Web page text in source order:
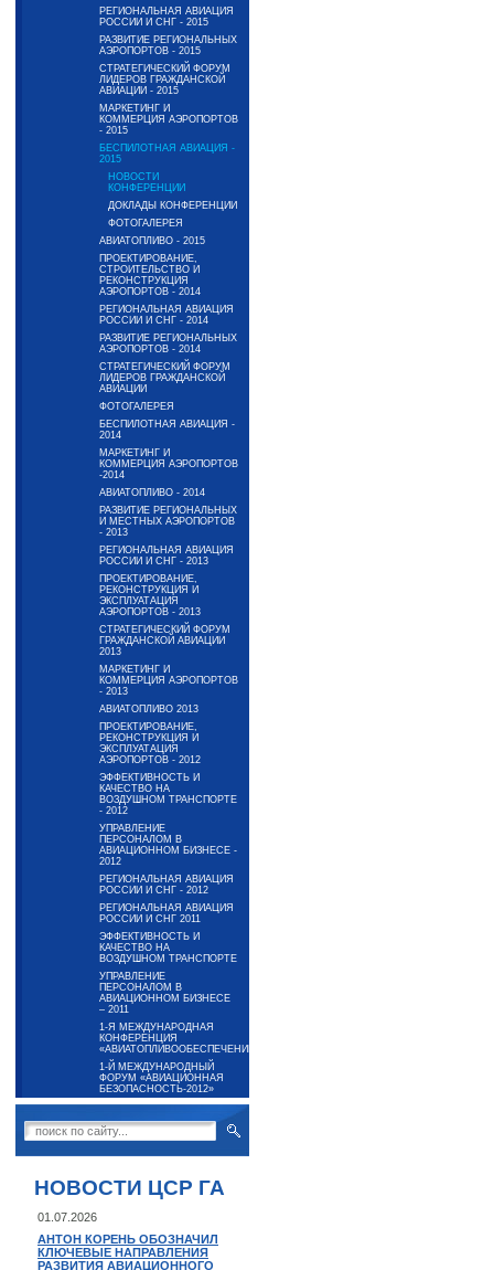
РЕГИОНАЛЬНАЯ АВИАЦИЯ
РОССИИ И СНГ - 2015
РАЗВИТИЕ РЕГИОНАЛЬНЫХ
АЭРОПОРТОВ - 2015
СТРАТЕГИЧЕСКИЙ ФОРУМ
ЛИДЕРОВ ГРАЖДАНСКОЙ
АВИАЦИИ - 2015
МАРКЕТИНГ И
КОММЕРЦИЯ АЭРОПОРТОВ
- 2015
БЕСПИЛОТНАЯ АВИАЦИЯ -
2015
НОВОСТИ
КОНФЕРЕНЦИИ
ДОКЛАДЫ КОНФЕРЕНЦИИ
ФОТОГАЛЕРЕЯ
АВИАТОПЛИВО - 2015
ПРОЕКТИРОВАНИЕ,
СТРОИТЕЛЬСТВО И
РЕКОНСТРУКЦИЯ
АЭРОПОРТОВ - 2014
РЕГИОНАЛЬНАЯ АВИАЦИЯ
РОССИИ И СНГ - 2014
РАЗВИТИЕ РЕГИОНАЛЬНЫХ
АЭРОПОРТОВ - 2014
СТРАТЕГИЧЕСКИЙ ФОРУМ
ЛИДЕРОВ ГРАЖДАНСКОЙ
АВИАЦИИ
ФОТОГАЛЕРЕЯ
БЕСПИЛОТНАЯ АВИАЦИЯ -
2014
МАРКЕТИНГ И
КОММЕРЦИЯ АЭРОПОРТОВ
-2014
АВИАТОПЛИВО - 2014
РАЗВИТИЕ РЕГИОНАЛЬНЫХ
И МЕСТНЫХ АЭРОПОРТОВ
- 2013
РЕГИОНАЛЬНАЯ АВИАЦИЯ
РОССИИ И СНГ - 2013
ПРОЕКТИРОВАНИЕ,
РЕКОНСТРУКЦИЯ И
ЭКСПЛУАТАЦИЯ
АЭРОПОРТОВ - 2013
СТРАТЕГИЧЕСКИЙ ФОРУМ
ГРАЖДАНСКОЙ АВИАЦИИ
2013
МАРКЕТИНГ И
КОММЕРЦИЯ АЭРОПОРТОВ
- 2013
АВИАТОПЛИВО 2013
ПРОЕКТИРОВАНИЕ,
РЕКОНСТРУКЦИЯ И
ЭКСПЛУАТАЦИЯ
АЭРОПОРТОВ - 2012
ЭФФЕКТИВНОСТЬ И
КАЧЕСТВО НА
ВОЗДУШНОМ ТРАНСПОРТЕ
- 2012
УПРАВЛЕНИЕ
ПЕРСОНАЛОМ В
АВИАЦИОННОМ БИЗНЕСЕ -
2012
РЕГИОНАЛЬНАЯ АВИАЦИЯ
РОССИИ И СНГ - 2012
РЕГИОНАЛЬНАЯ АВИАЦИЯ
РОССИИ И СНГ 2011
ЭФФЕКТИВНОСТЬ И
КАЧЕСТВО НА
ВОЗДУШНОМ ТРАНСПОРТЕ
УПРАВЛЕНИЕ
ПЕРСОНАЛОМ В
АВИАЦИОННОМ БИЗНЕСЕ
– 2011
1-Я МЕЖДУНАРОДНАЯ
КОНФЕРЕНЦИЯ
«АВИАТОПЛИВООБЕСПЕЧЕНИЕ-2012»
1-Й МЕЖДУНАРОДНЫЙ
ФОРУМ «АВИАЦИОННАЯ
БЕЗОПАСНОСТЬ-2012»
НОВОСТИ ЦСР ГА
01.07.2026
АНТОН КОРЕНЬ ОБОЗНАЧИЛ
КЛЮЧЕВЫЕ НАПРАВЛЕНИЯ
РАЗВИТИЯ АВИАЦИОННОГО